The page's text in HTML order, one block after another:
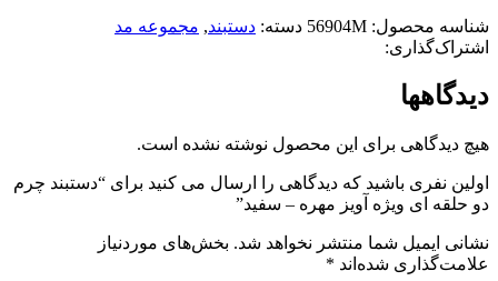
شناسه محصول: 56904M دسته: دستبند, مجموعه مد
اشتراک‌گذاری:
دیدگاهها
هیچ دیدگاهی برای این محصول نوشته نشده است.
اولین نفری باشید که دیدگاهی را ارسال می کنید برای “دستبند چرم
دو حلقه ای ویژه آویز مهره – سفید”
نشانی ایمیل شما منتشر نخواهد شد. بخش‌های موردنیاز
علامت‌گذاری شده‌اند *